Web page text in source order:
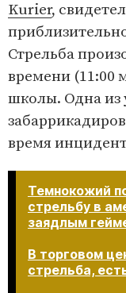
Kurier,
Стрельба
времени (11:00
школы. Одна из
время
Темнокожий
стрельбу в
заядлым
В торговом
стрельба,